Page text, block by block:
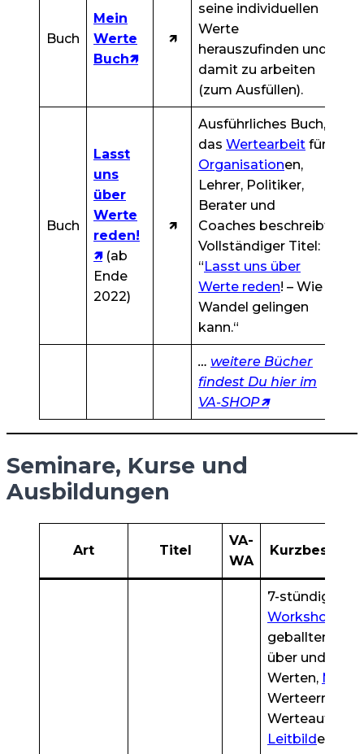
Buch
Mein
Werte
Buch🡽
🡽
seine individuellen
Werte
herauszufinden und
damit zu arbeiten
(zum Ausfüllen).
Buch
Lasst
uns
über
Werte
reden!
🡽(ab
Ende
2022)
🡽
Ausführliches Buch,
das Wertearbeit für
Organisationen,
Lehrer, Politiker,
Berater und
Coaches beschreibt.
Vollständiger Titel:
“ Lasst uns über
Werte reden! – Wie
Wandel gelingen
kann.“
… weitere Bücher
findest Du hier im
VA-SHOP🡽
Seminare, Kurse und
Ausbildungen
Art Titel
VA-
WA
7-stündiger
Workshop
geballtem
über und mit
Werten, Motiv
Leitbilder,